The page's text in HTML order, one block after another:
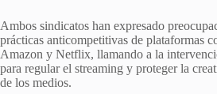
Ambos sindicatos han expresado
prácticas anticompetitivas de plataformas
Amazon y Netflix, llamando a la
para regular el streaming y proteger la
de los medios.